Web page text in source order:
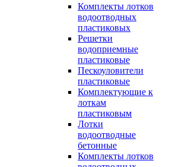
Комплекты лотков
водоотводных
пластиковых
Решетки
водоприемные
пластиковые
Пескоуловители
пластиковые
Комплектующие к
лоткам
пластиковым
Лотки
водоотводные
бетонные
Комплекты лотков